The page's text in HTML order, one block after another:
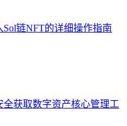
链NFT的详细操作指南
获取数字资产核心管理工